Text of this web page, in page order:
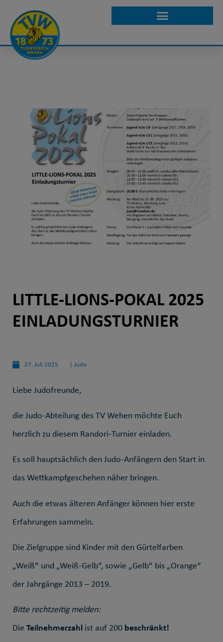
LITTLE-LIONS-POKAL 2025
EINLADUNGSTURNIER
27. Juli 2025 Judo
Liebe Judofreunde,
die Judo-Abteilung des TV Wehen möchte Euch
herzlich zu diesem Randori-Turnier einladen.
Es soll hauptsächlich den Judo-Anfängern den Start in
das Wettkampfgeschehen näher bringen.
Auch die etwas älteren Anfänger können hier erste
Erfahrungen sammeln.
Die Zielgruppe sind Kinder mit den Gürtelfarben
„Weiß“ und „Weiß-Gelb“, sowie „Gelb“ bis „Orange“
der Jahrgänge 2013 – 2019.
Bitte rechtzeitig melden:
Die Teilnehmerzahl ist auf 200 beschränkt!